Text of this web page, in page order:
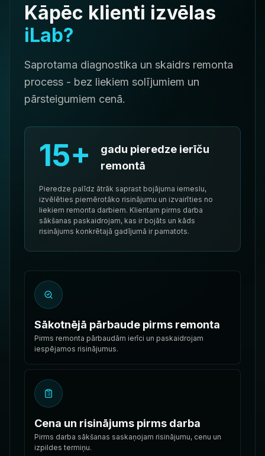
Kāpēc klienti izvēlas
iLab?
Saprotama diagnostika un skaidrs remonta
process - bez liekiem solījumiem un
pārsteigumiem cenā.
15+
gadu pieredze ierīču
remontā
Pieredze palīdz ātrāk saprast bojājuma iemeslu,
izvēlēties piemērotāko risinājumu un izvairīties no
liekiem remonta darbiem. Klientam pirms darba
sākšanas paskaidrojam, kas ir bojāts un kāds
risinājums konkrētajā gadījumā ir pamatots.
Sākotnējā pārbaude pirms remonta
Pirms remonta pārbaudām ierīci un paskaidrojam
iespējamos risinājumus.
Cena un risinājums pirms darba
Pirms darba sākšanas saskaņojam risinājumu, cenu un
izpildes termiņu.